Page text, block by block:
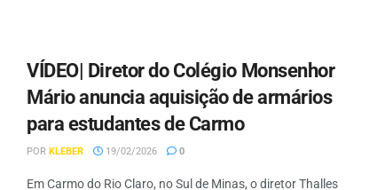
VÍDEO| Diretor do Colégio Monsenhor
Mário anuncia aquisição de armários
para estudantes de Carmo
POR KLEBER 19/02/2026 0
Em Carmo do Rio Claro, no Sul de Minas, o diretor Thalles